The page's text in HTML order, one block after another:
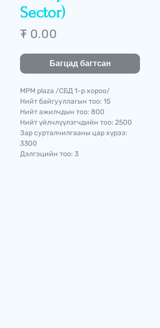
Sector)
₮ 0.00
Багцад багтсан
MPM plaza /СБД 1-р хороо/
Нийт байгууллагын тоо: 15
Нийт ажилчдын тоо: 800
Нийт үйлчлүүлэгчдийн тоо: 2500
Зар сурталчилгааны цар хүрээ:
3300
Дэлгэцийн тоо: 3